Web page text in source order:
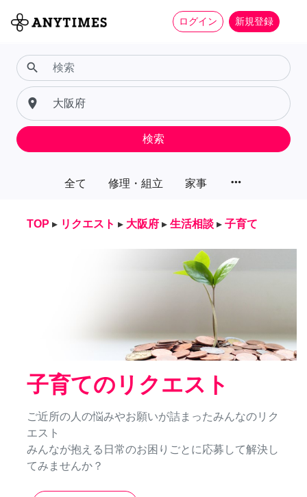
ログイン 新規登録
全て 修理・組立 家事 more_horiz
search
place
検索
TOP ▸ リクエスト ▸ 大阪府 ▸ 生活相談 ▸ 子育て
子育てのリクエスト
ご近所の人の悩みやお願いが詰まったみんなのリク
エスト
みんなが抱える日常のお困りごとに応募して解決し
てみませんか？